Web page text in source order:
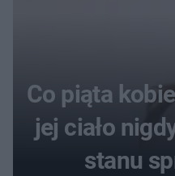
Co piąta
jej ciało
stanu